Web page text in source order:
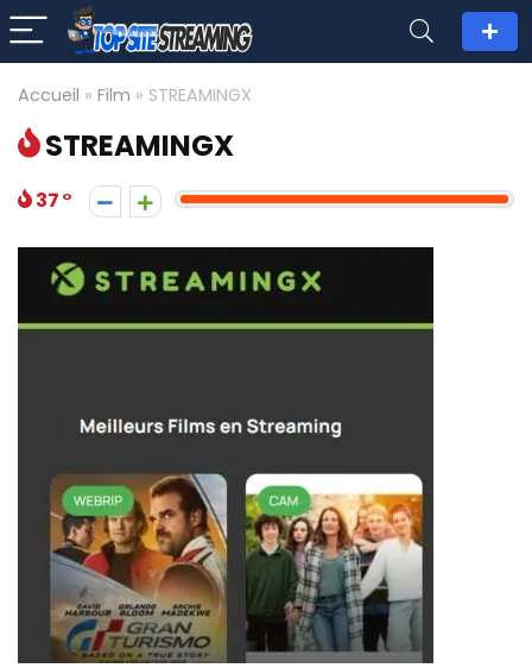
Accueil » Film » STREAMINGX
STREAMINGX
37